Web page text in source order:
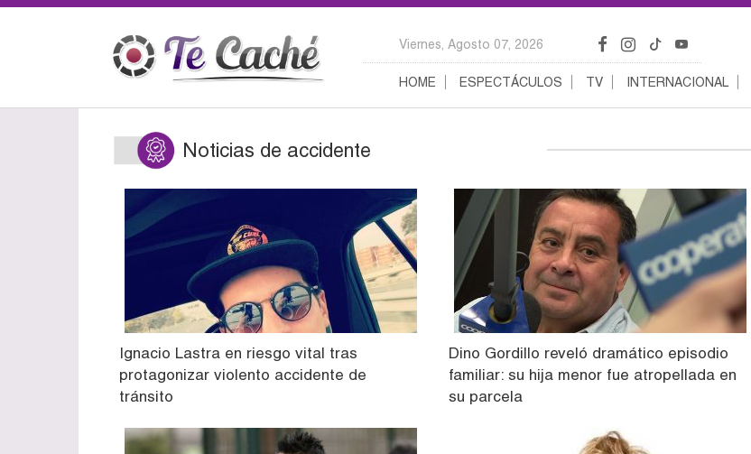
Viernes, Agosto 07, 2026
HOME ESPECTÁCULOS TV INTERNACIONAL
Noticias de accidente
Ignacio Lastra en riesgo vital tras
protagonizar violento accidente de
tránsito
Dino Gordillo reveló dramático episodio
familiar: su hija menor fue atropellada en
su parcela